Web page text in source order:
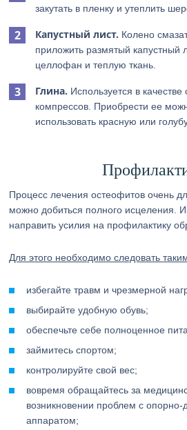
закутать в пленку и утеплить
Капустный лист. Колено
приложить размятый капустный
целлофан и теплую ткань.
Глина. Используется в качестве
компрессов. Приобрести ее
использовать красную или
Процесс лечения остеофитов очень
можно добиться полного исцеления.
направить усилия на профилактику
Для этого необходимо следовать
избегайте травм и чрезмерной
выбирайте удобную обувь;
обеспечьте себе полноценное
займитесь спортом;
контролируйте свой вес;
вовремя обращайтесь за
возникновении проблем с опорно-
аппаратом;